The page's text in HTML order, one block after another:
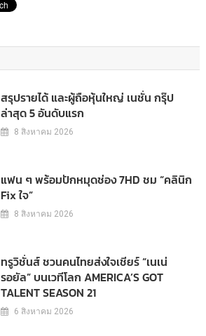
สรุปรายได้ และผู้ถือหุ้นใหญ่ เนชั่น กรุ๊ป
ล่าสุด 5 อันดับแรก
8 สิงหาคม 2026
แฟน ๆ พร้อมปักหมุดช่อง 7HD ชม “คลินิก
Fix ใจ”
8 สิงหาคม 2026
ทรูวิชั่นส์ ชวนคนไทยส่งใจเชียร์ “เนเน่
รอยัล” บนเวทีโลก AMERICA’S GOT
TALENT SEASON 21
6 สิงหาคม 2026